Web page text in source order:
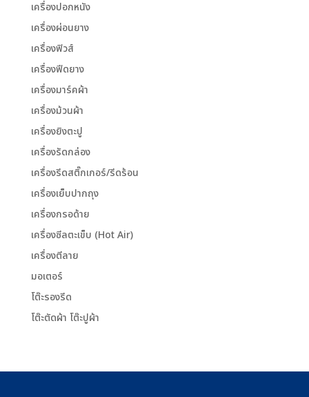
เครื่องปอกหนัง
เครื่องผ่อนยาง
เครื่องฟิวส์
เครื่องฟีดยาง
เครื่องมาร์คผ้า
เครื่องม้วนผ้า
เครื่องยิงตะปู
เครื่องรัดกล่อง
เครื่องรีดสติ๊กเกอร์/รีดร้อน
เครื่องเย็บปากถุง
เครื่องกรอด้าย
เครื่องซีลตะเข็บ (Hot Air)
เครื่องตีลาย
มอเตอร์
โต๊ะรองรีด
โต๊ะตัดผ้า โต๊ะปูผ้า